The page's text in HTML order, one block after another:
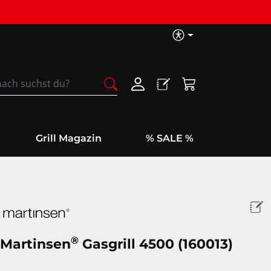
Warenkorb
Grill Magazin % SALE %
Martinsen® Gasgrill 4500 (160013)